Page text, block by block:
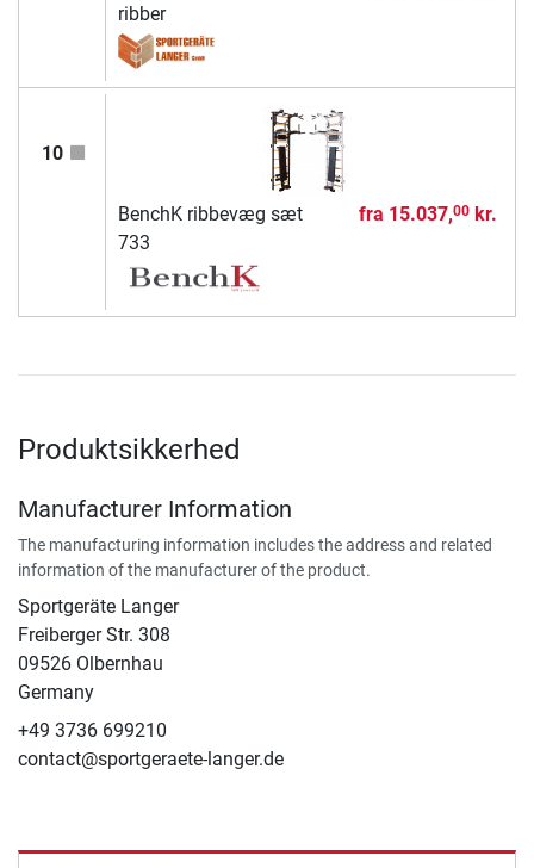
ribber
10
BenchK ribbevæg sæt
733
fra 15.037,00kr.
Produktsikkerhed
Manufacturer Information
The manufacturing information includes the address and related
information of the manufacturer of the product.
Sportgeräte Langer
Freiberger Str. 308
09526 Olbernhau
Germany
+49 3736 699210
contact@sportgeraete-langer.de